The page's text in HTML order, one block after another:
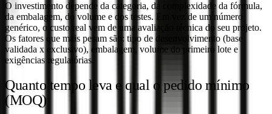
O investimento depende da categoria, da complexidade da fórmula,
da embalagem, do volume e dos testes. Em vez de um número
genérico, o custo real vem de uma avaliação técnica do seu projeto.
Os fatores que mais pesam são: tipo de desenvolvimento (base
validada x exclusivo), embalagem, volume do primeiro lote e
exigências regulatórias.
Quanto tempo leva e qual o pedido mínimo
(MOQ)